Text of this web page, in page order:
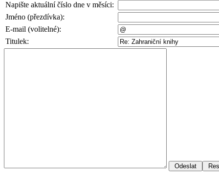
Napište aktuální číslo dne v měsíci:
Jméno (přezdívka):
E-mail (volitelné):
Titulek: